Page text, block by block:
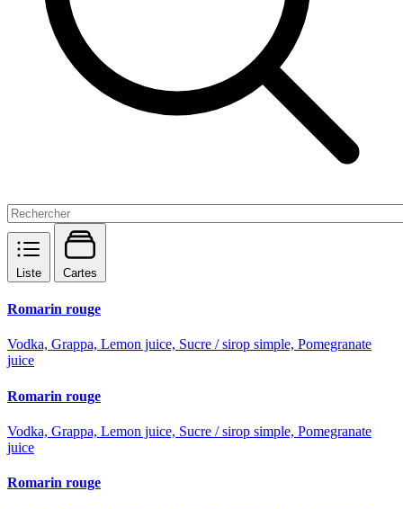
Liste Cartes
Romarin rouge
Vodka, Grappa, Lemon juice, Sucre / sirop simple, Pomegranate
juice
Romarin rouge
Vodka, Grappa, Lemon juice, Sucre / sirop simple, Pomegranate
juice
Romarin rouge